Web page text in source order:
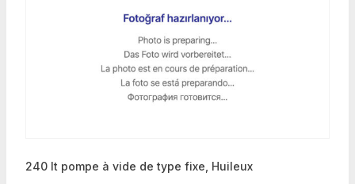
240 lt pompe à vide de type fixe, Huileux